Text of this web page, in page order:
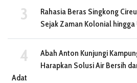
Rahasia Beras Singkong
Sejak Zaman Kolonial
Abah Anton Kunjungi
Harapkan Solusi Air Bersih
Adat